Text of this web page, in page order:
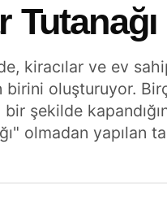
kiracılar ve ev
oluşturuyor.
şekilde
olmadan yapılan